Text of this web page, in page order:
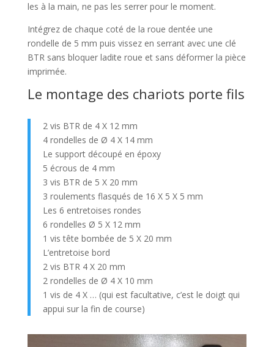
les à la main, ne pas les serrer pour le moment.
Intégrez de chaque coté de la roue dentée une
rondelle de 5 mm puis vissez en serrant avec une clé
BTR sans bloquer ladite roue et sans déformer la pièce
imprimée.
Le montage des chariots porte fils
2 vis BTR de 4 X 12 mm
4 rondelles de Ø 4 X 14 mm
Le support découpé en époxy
5 écrous de 4 mm
3 vis BTR de 5 X 20 mm
3 roulements flasqués de 16 X 5 X 5 mm
Les 6 entretoises rondes
6 rondelles Ø 5 X 12 mm
1 vis tête bombée de 5 X 20 mm
L’entretoise bord
2 vis BTR 4 X 20 mm
2 rondelles de Ø 4 X 10 mm
1 vis de 4 X … (qui est facultative, c’est le doigt qui
appui sur la fin de course)